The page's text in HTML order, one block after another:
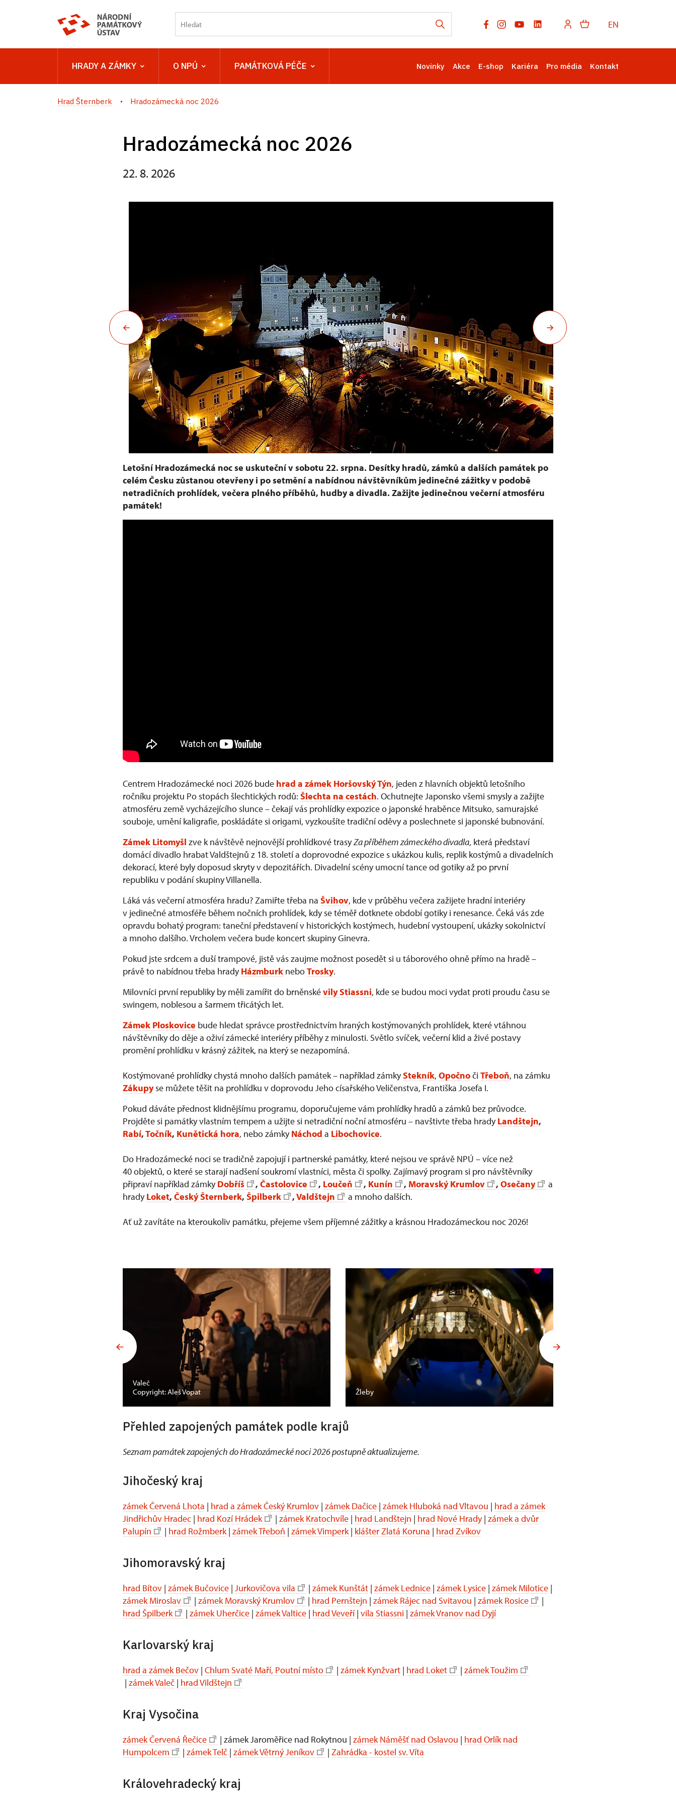
EN
HRADY A ZÁMKY O NPÚ PAMÁTKOVÁ PÉČE Novinky Akce E-shop Kariéra Pro média Kontakt
Hrad Šternberk Hradozámecká noc 2026
Hradozámecká noc 2026
22. 8. 2026
Letošní Hradozámecká noc se uskuteční v sobotu 22. srpna. Desítky hradů, zámků a dalších památek po
celém Česku zůstanou otevřeny i po setmění a nabídnou návštěvníkům jedinečné zážitky v podobě
netradičních prohlídek, večera plného příběhů, hudby a divadla. Zažijte jedinečnou večerní atmosféru
památek!
Centrem Hradozámecké noci 2026 bude hrad a zámek Horšovský Týn, jeden z hlavních objektů letošního
ročníku projektu Po stopách šlechtických rodů: Šlechta na cestách. Ochutnejte Japonsko všemi smysly a zažijte
atmosféru země vycházejícího slunce – čekají vás prohlídky expozice o japonské hraběnce Mitsuko, samurajské
souboje, umění kaligrafie, poskládáte si origami, vyzkoušíte tradiční oděvy a poslechnete si japonské bubnování.
Zámek Litomyšl zve k návštěvě nejnovější prohlídkové trasyZa příběhem zámeckého divadla, která představí
domácí divadlo hrabat Valdštejnů z 18. století a doprovodné expozice s ukázkou kulis, replik kostýmů a divadelních
dekorací, které byly doposud skryty v depozitářích. Divadelní scény umocní tance od gotiky až po první
republiku v podání skupiny Villanella.
Láká vás večerní atmosféra hradu? Zamiřte třeba na Švihov, kde v průběhu večera zažijete hradní interiéry
v jedinečné atmosféře během nočních prohlídek, kdy se téměř dotknete období gotiky i renesance. Čeká vás zde
opravdu bohatý program: taneční představení v historických kostýmech, hudební vystoupení, ukázky sokolnictví
a mnoho dalšího. Vrcholem večera bude koncert skupiny Ginevra.
Pokud jste srdcem a duší trampové, jistě vás zaujme možnost posedět si u táborového ohně přímo na hradě –
právě to nabídnou třeba hradyHázmburk neboTrosky.
Milovníci první republiky by měli zamířit do brněnskévily Stiassni, kde se budou moci vydat proti proudu času se
swingem, noblesou a šarmem třicátých let.
Zámek Ploskovice bude hledat správce prostřednictvím hraných kostýmovaných prohlídek, které vtáhnou
návštěvníky do děje a oživí zámecké interiéry příběhy z minulosti. Světlo svíček, večerní klid a živé postavy
promění prohlídku v krásný zážitek, na který se nezapomíná.
Kostýmované prohlídky chystá mnoho dalších památek – například zámkyStekník, Opočnoči Třeboň, na zámku
Zákupyse můžete těšit na prohlídku v doprovodu Jeho císařského Veličenstva, Františka Josefa I.
Pokud dáváte přednost klidnějšímu programu, doporučujeme vám prohlídky hradů a zámků bez průvodce.
Projděte si památky vlastním tempem a užijte si netradiční noční atmosféru – navštivte třeba hradyLandštejn,
Rabí,Točník, Kunětická hora, nebo zámkyNáchod a Libochovice.
Do Hradozámecké noci se tradičně zapojují i partnerské památky, které nejsou ve správě NPÚ – více než
40 objektů, o které se starají nadšení soukromí vlastníci, města či spolky. Zajímavý program si pro návštěvníky
připraví například zámkyDobříš , Častolovice , Loučeň , Kunín , Moravský Krumlov , Osečany
a
hradyLoket, Český Šternberk, Špilberk ,Valdštejn a mnoho dalších.
Ať už zavítáte na kteroukoliv památku, přejeme všem příjemné zážitky a krásnou Hradozámeckou noc 2026!
Valeč
Copyright: Aleš Vopat
Žleby
Přehled zapojených památek podle krajů
Seznam památek zapojených do Hradozámecké noci 2026 postupně aktualizujeme.
Jihočeský kraj
zámek Červená Lhota | hrad a zámek Český Krumlov | zámek Dačice | zámek Hluboká nad Vltavou | hrad a zámek
Jindřichův Hradec | hrad Kozí Hrádek | zámek Kratochvíle | hrad Landštejn | hrad Nové Hrady| zámek a dvůr
Palupín
| hrad Rožmberk | zámek Třeboň | zámek Vimperk | klášter Zlatá Koruna | hrad Zvíkov
Jihomoravský kraj
hrad Bítov | zámek Bučovice | Jurkovičova vila | zámek Kunštát | zámek Lednice | zámek Lysice | zámek Milotice |
zámek Miroslav
| zámek Moravský Krumlov | hrad Pernštejn | zámek Rájec nad Svitavou | zámek Rosice
|
hrad Špilberk
| zámek Uherčice | zámek Valtice | hrad Veveří| vila Stiassni | zámek Vranov nad Dyjí
Karlovarský kraj
hrad a zámek Bečov | Chlum Svaté Maří, Poutní místo | zámek Kynžvart | hrad Loket | zámek Toužim
| zámek Valeč | hrad Vildštejn
Kraj Vysočina
zámek Červená Řečice | zámek Jaroměřice nad Rokytnou | zámek Náměšť nad Oslavou | hrad Orlík nad
Humpolcem
| zámek Telč | zámek Větrný Jeníkov | Zahrádka - kostel sv. Víta
Královehradecký kraj